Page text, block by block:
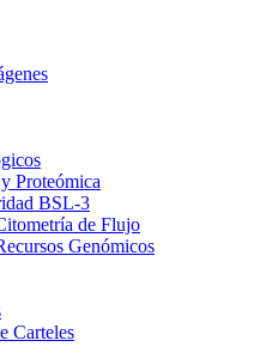
Proteómica
BSL-3
de Flujo
Genómicos
Carteles